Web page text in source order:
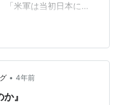
「米軍は当初日本にピ
みは成功せず、理由
していたと記憶してい
と創造の１５０年
信はないし、この記
を願う。この放送を見
• 4年前
』